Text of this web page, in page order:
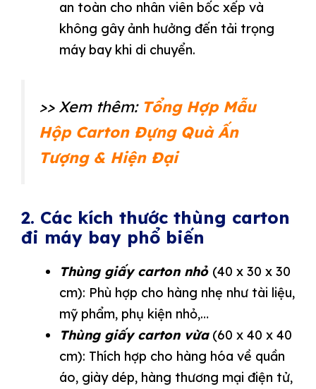
an toàn cho nhân viên bốc xếp và
không gây ảnh hưởng đến tải trọng
máy bay khi di chuyển.
>> Xem thêm: Tổng Hợp Mẫu
Hộp Carton Đựng Quà Ấn
Tượng & Hiện Đại
2. Các kích thước thùng carton
đi máy bay phổ biến
Thùng giấy carton nhỏ (40 x 30 x 30
cm): Phù hợp cho hàng nhẹ như tài liệu,
mỹ phẩm, phụ kiện nhỏ,…
Thùng giấy carton vừa(60 x 40 x 40
cm): Thích hợp cho hàng hóa về quần
áo, giày dép, hàng thương mại điện tử,